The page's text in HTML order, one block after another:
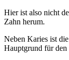
Hier ist also nicht
Zahn herum.
Neben Karies ist die
Hauptgrund für den